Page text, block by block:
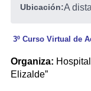
Ubicación:A
3º Curso Virtual de
Organiza:
Elizalde”